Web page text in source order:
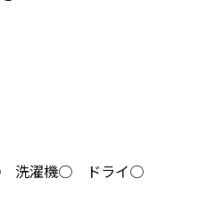
洗濯機○ ドライ○